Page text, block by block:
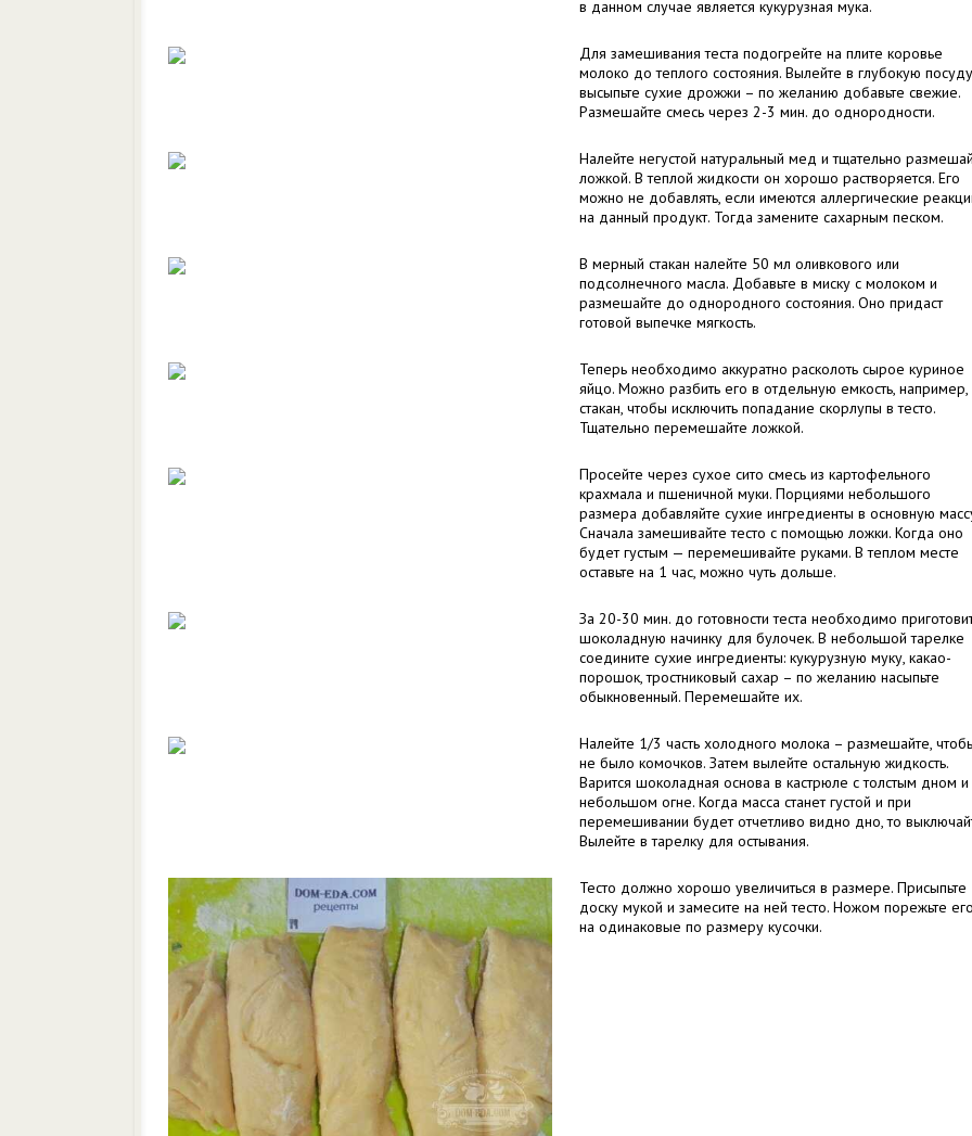
в данном случае является кукурузная мука.
Для замешивания теста подогрейте на плите коровье
молоко до теплого состояния. Вылейте в глубокую
высыпьте сухие дрожжи – по желанию добавьте свежие.
Размешайте смесь через 2-3 мин. до однородности.
Налейте негустой натуральный мед и тщательно
ложкой. В теплой жидкости он хорошо растворяется. Его
можно не добавлять, если имеются аллергические
на данный продукт. Тогда замените сахарным песком.
В мерный стакан налейте 50 мл оливкового или
подсолнечного масла. Добавьте в миску с молоком и
размешайте до однородного состояния. Оно придаст
готовой выпечке мягкость.
Теперь необходимо аккуратно расколоть сырое куриное
яйцо. Можно разбить его в отдельную емкость, например,
стакан, чтобы исключить попадание скорлупы в тесто.
Тщательно перемешайте ложкой.
Просейте через сухое сито смесь из картофельного
крахмала и пшеничной муки. Порциями небольшого
размера добавляйте сухие ингредиенты в основную
Сначала замешивайте тесто с помощью ложки. Когда оно
будет густым — перемешивайте руками. В теплом месте
оставьте на 1 час, можно чуть дольше.
За 20-30 мин. до готовности теста необходимо
шоколадную начинку для булочек. В небольшой тарелке
соедините сухие ингредиенты: кукурузную муку, какао-
порошок, тростниковый сахар – по желанию насыпьте
обыкновенный. Перемешайте их.
Налейте 1/3 часть холодного молока – размешайте,
не было комочков. Затем вылейте остальную жидкость.
Варится шоколадная основа в кастрюле с толстым дном и
небольшом огне. Когда масса станет густой и при
перемешивании будет отчетливо видно дно, то
Вылейте в тарелку для остывания.
Тесто должно хорошо увеличиться в размере. Присыпьте
доску мукой и замесите на ней тесто. Ножом порежьте
на одинаковые по размеру кусочки.